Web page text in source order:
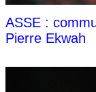
ASSE :
Pierre Ekwah